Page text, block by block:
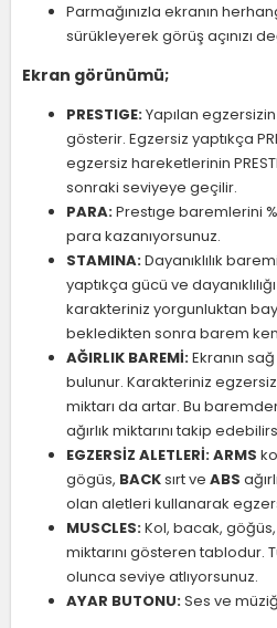
Parmağınızla ekranın
sürükleyerek görüş açınızı
Ekran görünümü;
PRESTIGE:Yapılan
gösterir. Egzersiz yaptıkça
egzersiz hareketlerinin
sonraki seviyeye geçilir.
PARA:Prestıge baremlerini
para kazanıyorsunuz.
STAMINA:Dayanıklılık
yaptıkça gücü ve
karakteriniz yorgunluktan
bekledikten sonra barem
AĞIRLIK BAREMİ:Ekranın
bulunur. Karakteriniz egzersiz
miktarı da artar. Bu
ağırlık miktarını takip
EGZERSİZ ALETLERİ:ARMS
gögüs, BACKsırt ve ABS
olan aletleri kullanarak
MUSCLES:Kol, bacak, göğüs,
miktarını gösteren tablodur.
olunca seviye atlıyorsunuz.
AYAR BUTONU:Ses ve